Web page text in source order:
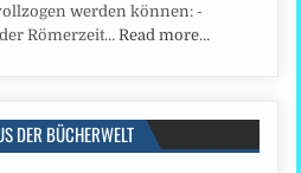
werden können: -
Römerzeit…Read more…
DER BÜCHERWELT